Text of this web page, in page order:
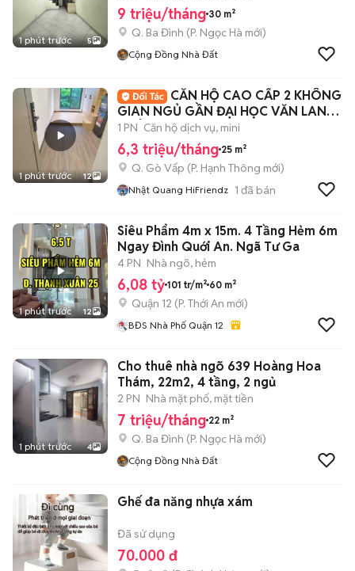
1 phút trước 5
9 triệu/tháng 30 m²
Q. Ba Đình (P. Ngọc Hà mới)
Cộng Đồng Nhà Đất
1 phút trước 12
CĂN HỘ CAO CẤP 2 KHÔNG
GIAN NGỦ GẦN ĐẠI HỌC VĂN LANG
- CÔNG NGHIỆP 🏡
1 PN Căn hộ dịch vụ, mini
6,3 triệu/tháng 25 m²
Q. Gò Vấp (P. Hạnh Thông mới)
Nhật Quang HiFriendz 1 đã bán
1 phút trước 12
Siêu Phẩm 4m x 15m. 4 Tầng Hẻm 6m
Ngay Đình Quới An. Ngã Tư Ga
4 PN Nhà ngõ, hẻm
6,08 tỷ 101 tr/m² 60 m²
Quận 12 (P. Thới An mới)
BĐS Nhà Phố Quận 12
1 phút trước 4
Cho thuê nhà ngõ 639 Hoàng Hoa
Thám, 22m2, 4 tầng, 2 ngủ
2 PN Nhà mặt phố, mặt tiền
7 triệu/tháng 22 m²
Q. Ba Đình (P. Ngọc Hà mới)
Cộng Đồng Nhà Đất
Ghế đa năng nhựa xám
Đã sử dụng
70.000 đ